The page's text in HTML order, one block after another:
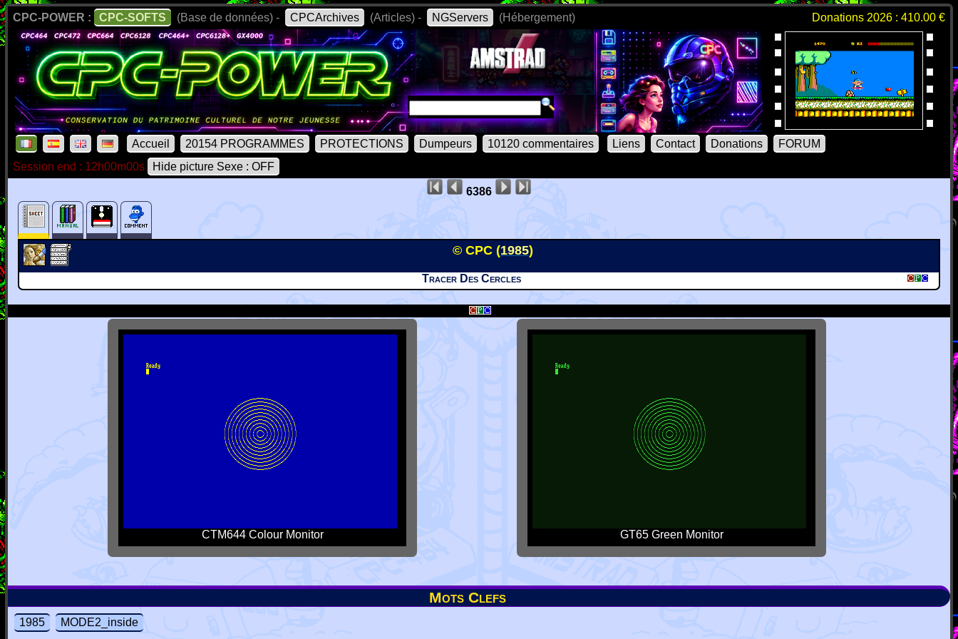
CPC-POWER : CPC-SOFTS (Base de données) - CPCArchives (Articles) - NGServers (Hébergement) Donations 2026 : 410.00 €
Accueil 20154 PROGRAMMES PROTECTIONS Dumpeurs 10120 commentaires Liens Contact Donations
FORUM
Session end : 12h00m00s
Hide picture Sexe : OFF
6386
© CPC (1985)
Tracer Des Cercles
CTM644 Colour Monitor GT65 Green Monitor
Mots Clefs
1985 MODE2_inside